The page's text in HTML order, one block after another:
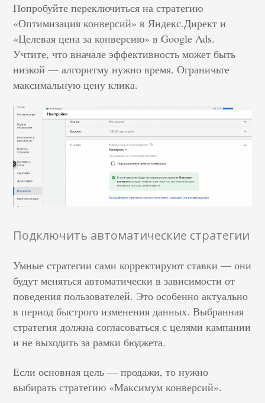
Попробуйте переключиться на стратегию
«Оптимизация конверсий» в Яндекс.Директ и
«Целевая цена за конверсию» в Google Ads.
Учтите, что вначале эффективность может быть
низкой — алгоритму нужно время. Ограничьте
максимальную цену клика.
Подключить автоматические стратегии
Умные стратегии сами корректируют ставки — они
будут меняться автоматически в зависимости от
поведения пользователей. Это особенно актуально
в период быстрого изменения данных. Выбранная
стратегия должна согласоваться с целями кампании
и не выходить за рамки бюджета.
Если основная цель — продажи, то нужно
выбирать стратегию «Максимум конверсий».